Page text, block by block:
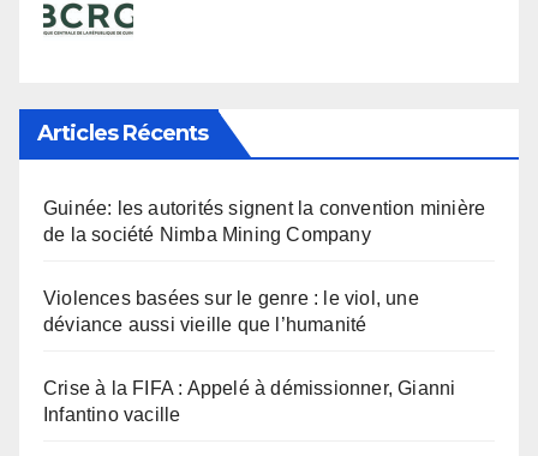
Articles Récents
Guinée: les autorités signent la convention minière
de la société Nimba Mining Company
Violences basées sur le genre : le viol, une
déviance aussi vieille que l’humanité
Crise à la FIFA : Appelé à démissionner, Gianni
Infantino vacille